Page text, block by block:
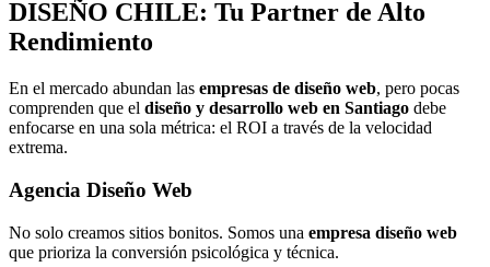
DISEÑO CHILE: Tu Partner de Alto
Rendimiento
En el mercado abundan las empresas de diseño web, pero pocas
comprenden que el diseño y desarrollo web en Santiago debe
enfocarse en una sola métrica: el ROI a través de la velocidad
extrema.
Agencia Diseño Web
No solo creamos sitios bonitos. Somos una empresa diseño web
que prioriza la conversión psicológica y técnica.